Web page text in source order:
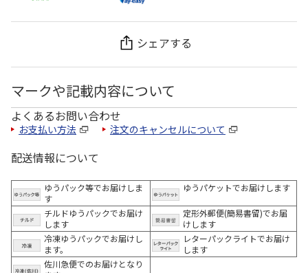
シェアする
マークや記載内容について
よくあるお問い合わせ
お支払い方法 注文のキャンセルについて
配送情報について
ゆうパック等でお届けしま
す
ゆうパケットでお届けします
チルドゆうパックでお届け
します
定形外郵便(簡易書留)でお届
けします
冷凍ゆうパックでお届けし
ます。
レターパックライトでお届け
します
佐川急便でのお届けとなり